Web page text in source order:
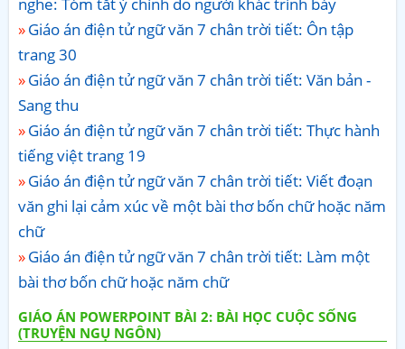
Giáo án điện tử ngữ văn 7 chân trời tiết: Ôn tập
trang 30
Giáo án điện tử ngữ văn 7 chân trời tiết: Văn bản -
Sang thu
Giáo án điện tử ngữ văn 7 chân trời tiết: Thực hành
tiếng việt trang 19
Giáo án điện tử ngữ văn 7 chân trời tiết: Viết đoạn
văn ghi lại cảm xúc về một bài thơ bốn chữ hoặc năm
chữ
Giáo án điện tử ngữ văn 7 chân trời tiết: Làm một
bài thơ bốn chữ hoặc năm chữ
GIÁO ÁN POWERPOINT BÀI 2: BÀI HỌC CUỘC SỐNG
(TRUYỆN NGỤ NGÔN)